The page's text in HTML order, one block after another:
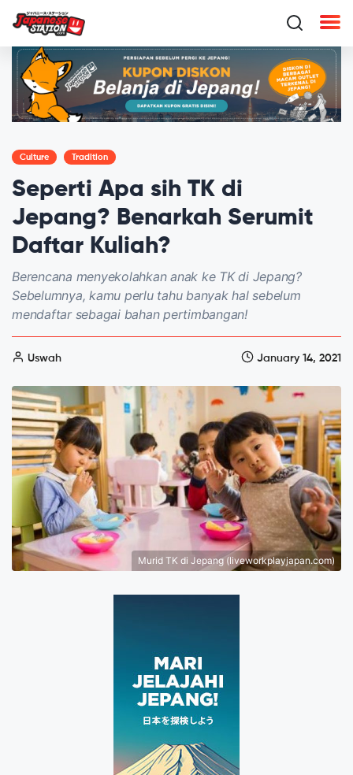
Culture Tradition
Seperti Apa sih TK di
Jepang? Benarkah Serumit
Daftar Kuliah?
Berencana menyekolahkan anak ke TK di Jepang?
Sebelumnya, kamu perlu tahu banyak hal sebelum
mendaftar sebagai bahan pertimbangan!
Uswah January 14, 2021
Murid TK di Jepang (liveworkplayjapan.com)